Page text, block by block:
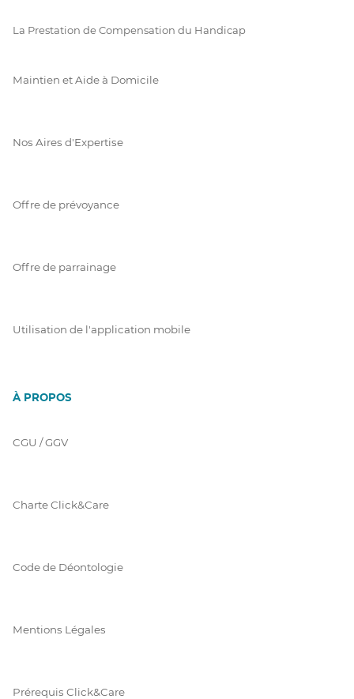
La Prestation de Compensation du Handicap
Maintien et Aide à Domicile
Nos Aires d'Expertise
Offre de prévoyance
Offre de parrainage
Utilisation de l'application mobile
À PROPOS
CGU / GGV
Charte Click&Care
Code de Déontologie
Mentions Légales
Prérequis Click&Care